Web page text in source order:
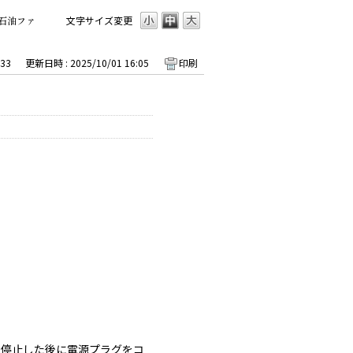
文字サイズ変更
油ファ
更新日時 : 2025/10/01 16:05 印刷
止した後に電源プラグをコ